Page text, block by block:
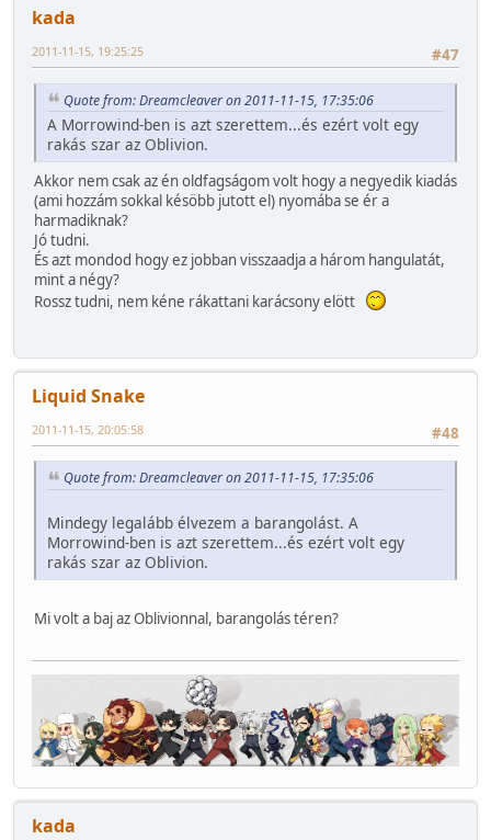
kada
#47
2011-11-15, 19:25:25
Quote from: Dreamcleaver on 2011-11-15, 17:35:06
A Morrowind-ben is azt szerettem...és ezért volt egy
rakás szar az Oblivion.
Akkor nem csak az én oldfagságom volt hogy a negyedik kiadás
(ami hozzám sokkal késöbb jutott el) nyomába se ér a
harmadiknak?
Jó tudni.
És azt mondod hogy ez jobban visszaadja a három hangulatát,
mint a négy?
Rossz tudni, nem kéne rákattani karácsony elött
Liquid Snake
#48
2011-11-15, 20:05:58
Quote from: Dreamcleaver on 2011-11-15, 17:35:06
Mindegy legalább élvezem a barangolást. A
Morrowind-ben is azt szerettem...és ezért volt egy
rakás szar az Oblivion.
Mi volt a baj az Oblivionnal, barangolás téren?
kada